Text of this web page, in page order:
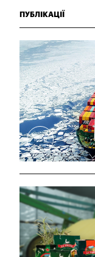
ПУБЛІКАЦІЇ
1658